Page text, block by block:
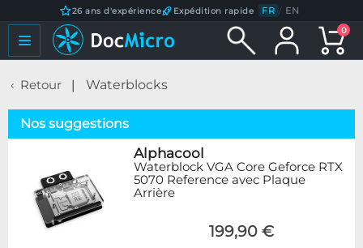
26 ans d'expérience Expédition rapide FR / EN
0
Retour Waterblocks
Nos suggestions
Alphacool
Waterblock VGA Core Geforce RTX
5070 Reference avec Plaque
Arrière
199,90 €